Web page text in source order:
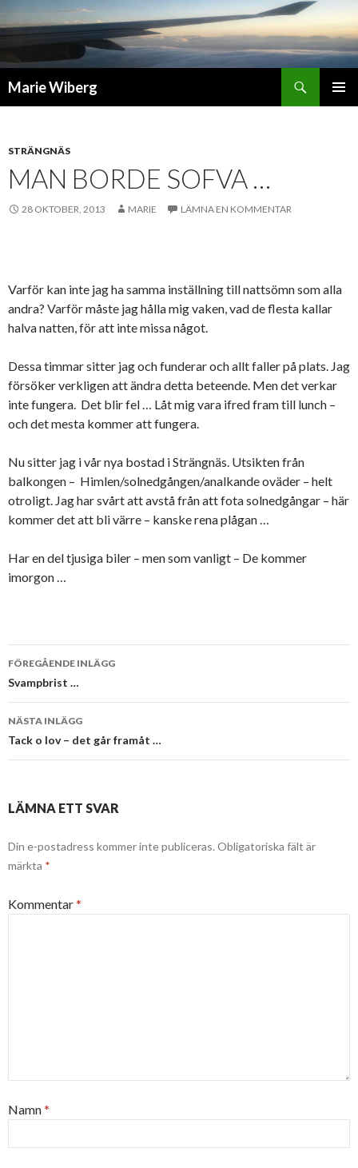
Marie Wiberg
STRÄNGNÄS
MAN BORDE SOFVA …
28 OKTOBER, 2013 MARIE LÄMNA EN KOMMENTAR
Varför kan inte jag ha samma inställning till nattsömn som alla
andra? Varför måste jag hålla mig vaken, vad de flesta kallar
halva natten, för att inte missa något.
Dessa timmar sitter jag och funderar och allt faller på plats. Jag
försöker verkligen att ändra detta beteende. Men det verkar
inte fungera. Det blir fel … Låt mig vara ifred fram till lunch –
och det mesta kommer att fungera.
Nu sitter jag i vår nya bostad i Strängnäs. Utsikten från
balkongen – Himlen/solnedgången/analkande oväder – helt
otroligt. Jag har svårt att avstå från att fota solnedgångar – här
kommer det att bli värre – kanske rena plågan …
Har en del tjusiga biler – men som vanligt – De kommer
imorgon …
Inläggsnavigering
FÖREGÅENDE INLÄGG
Svampbrist …
NÄSTA INLÄGG
Tack o lov – det går framåt …
LÄMNA ETT SVAR
Din e-postadress kommer inte publiceras. Obligatoriska fält är
märkta *
Kommentar*
Namn*